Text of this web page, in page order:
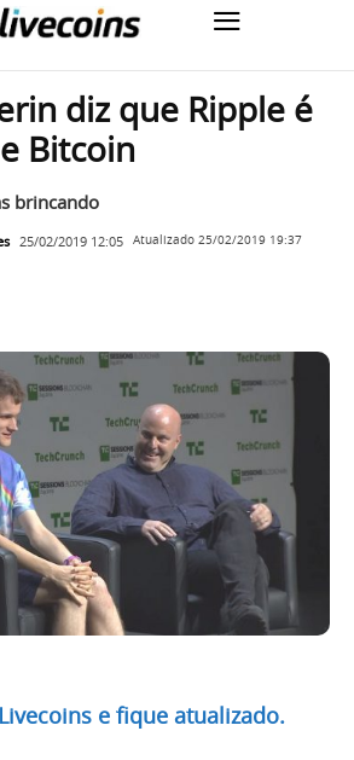
diz que Ripple é
Bitcoin
brincando
25/02/2019 12:05 Atualizado 25/02/2019 19:37
e fique atualizado.